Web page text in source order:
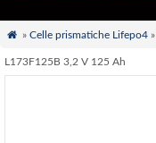
 » Celle prismatiche Lifepo4»
L173F125B 3,2 V 125 Ah